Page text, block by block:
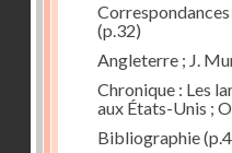
(p.32)
Angleterre ; J.
Chronique : Les
aux États-Unis ;
Bibliographie